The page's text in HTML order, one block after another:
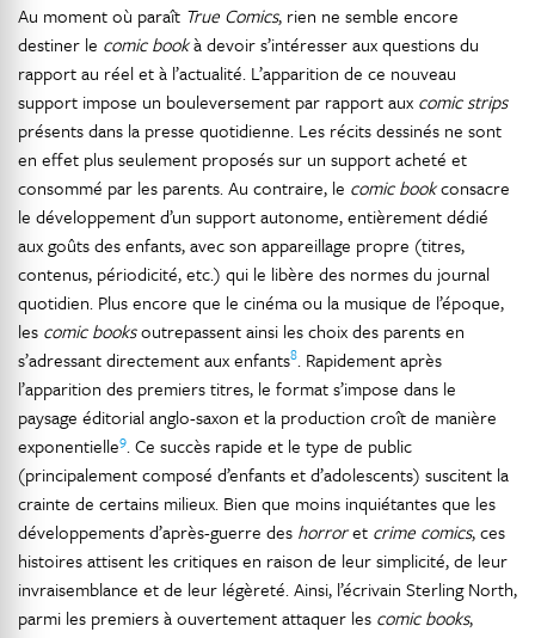
Au moment où paraît True Comics, rien ne semble encore
destiner le comic bookà devoir s’intéresser aux questions du
rapport au réel et à l’actualité. L’apparition de ce nouveau
support impose un bouleversement par rapport aux comic strips
présents dans la presse quotidienne. Les récits dessinés ne sont
en effet plus seulement proposés sur un support acheté et
consommé par les parents. Au contraire, le comic bookconsacre
le développement d’un support autonome, entièrement dédié
aux goûts des enfants, avec son appareillage propre (titres,
contenus, périodicité, etc.) qui le libère des normes du journal
quotidien. Plus encore que le cinéma ou la musique de l’époque,
les comic booksoutrepassent ainsi les choix des parents en
s’adressant directement aux enfants8. Rapidement après
l’apparition des premiers titres, le format s’impose dans le
paysage éditorial anglo-saxon et la production croît de manière
exponentielle9. Ce succès rapide et le type de public
(principalement composé d’enfants et d’adolescents) suscitent la
crainte de certains milieux. Bien que moins inquiétantes que les
développements d’après-guerre des horroret crime comics, ces
histoires attisent les critiques en raison de leur simplicité, de leur
invraisemblance et de leur légèreté. Ainsi, l’écrivain Sterling North,
parmi les premiers à ouvertement attaquer les comic books,